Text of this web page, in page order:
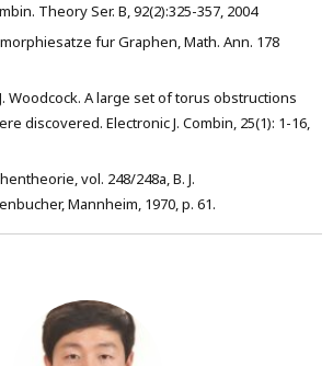
Theory Ser. B, 92(2):325-357, 2004
fur Graphen, Math. Ann. 178
Woodcock. A large set of torus obstructions
discovered. Electronic J. Combin, 25(1): 1-16,
vol. 248/248a, B. J.
Mannheim, 1970, p. 61.